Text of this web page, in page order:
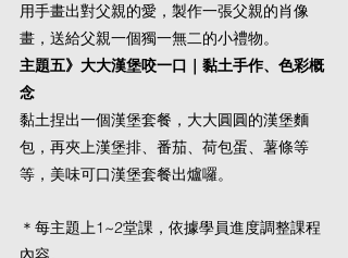
用手畫出對父親的愛，製作一張父親的肖像
畫，送給父親一個獨一無二的小禮物。
主題五》大大漢堡咬一口｜黏土手作、色彩概
念
黏土捏出一個漢堡套餐，大大圓圓的漢堡麵
包，再夾上漢堡排、番茄、荷包蛋、薯條等
等，美味可口漢堡套餐出爐囉。
＊每主題上1~2堂課，依據學員進度調整課程